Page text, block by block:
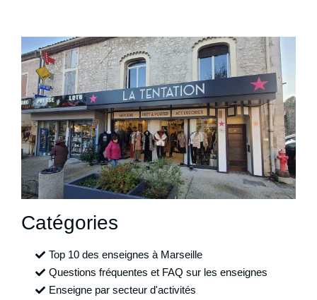
Catégories
Top 10 des enseignes à Marseille
Questions fréquentes et FAQ sur les enseignes
Enseigne par secteur d'activités